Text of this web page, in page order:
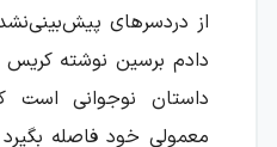
از دردسرهای
دادم برسین نوشته
داستان نوجوانی است
معمولی خود فاصله